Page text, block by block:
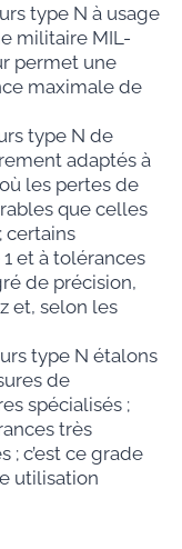
type N à usage
militaire MIL-
permet une
maximale de
type N de
adaptés à
les pertes de
que celles
certains
et à tolérances
de précision,
et, selon les
type N étalons
de
spécialisés ;
très
c’est ce grade
utilisation